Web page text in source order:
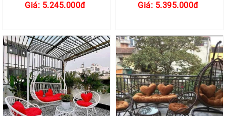
Giá: 5.245.000đ Giá: 5.395.000đ